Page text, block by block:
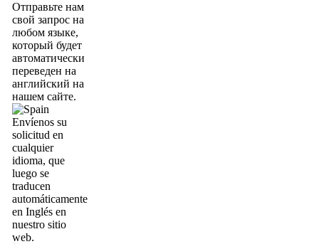
Отправьте нам
свой запрос на
любом языке,
который будет
автоматически
переведен на
английский на
нашем сайте.
Envíenos su
solicitud en
cualquier
idioma, que
luego se
traducen
automáticamente
en Inglés en
nuestro sitio
web.